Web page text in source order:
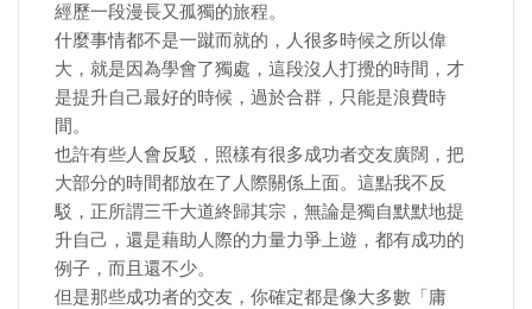
經歷一段漫長又孤獨的旅程。
什麼事情都不是一蹴而就的，人很多時候之所以偉
大，就是因為學會了獨處，這段沒人打攪的時間，才
是提升自己最好的時候，過於合群，只能是浪費時
間。
也許有些人會反駁，照樣有很多成功者交友廣闊，把
大部分的時間都放在了人際關係上面。這點我不反
駁，正所謂三千大道終歸其宗，無論是獨自默默地提
升自己，還是藉助人際的力量力爭上遊，都有成功的
例子，而且還不少。
但是那些成功者的交友，你確定都是像大多數「庸